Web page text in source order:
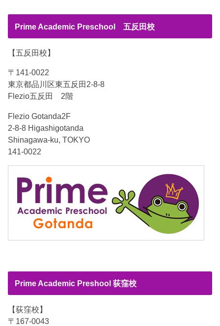
Prime Academic Preschool 五反田校
【五反田校】
〒141-0022
東京都品川区東五反田2-8-8
Flezio五反田 2階
Flezio Gotanda2F
2-8-8 Higashigotanda
Shinagawa-ku, TOKYO
141-0022
Prime Academic Preshool 荻窪校
【荻窪校】
〒167-0043